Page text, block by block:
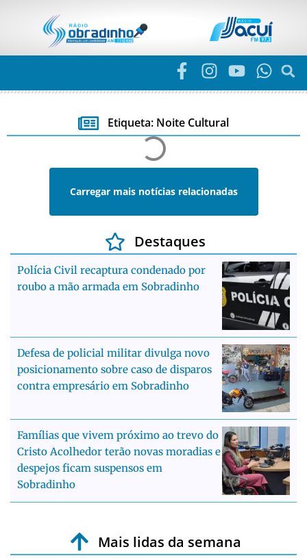
Etiqueta: Noite Cultural
Carregar mais notícias relacionadas
Destaques
Polícia Civil recaptura condenado por
roubo a mão armada em Sobradinho
Defesa de policial militar divulga novo
posicionamento sobre caso de disparos
contra empresário em Sobradinho
Famílias que vivem próximo ao trevo do
Cristo Acolhedor terão novas moradias e
despejos ficam suspensos em
Sobradinho
Mais lidas da semana